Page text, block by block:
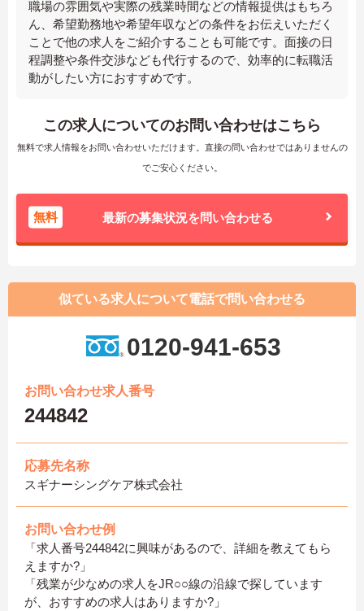
職場の雰囲気や実際の残業時間などの情報提供はもちろ
ん、希望勤務地や希望年収などの条件をお伝えいただく
ことで他の求人をご紹介することも可能です。面接の日
程調整や条件交渉なども代行するので、効率的に転職活
動がしたい方におすすめです。
この求人についてのお問い合わせはこちら
無料で求人情報をお問い合わせいただけます。直接の問い合わせではありませんの
でご安心ください。
無料 最新の募集状況を問い合わせる
似ている求人について電話で問い合わせる
0120-941-653
お問い合わせ求人番号
244842
応募先名称
スギナーシングケア株式会社
お問い合わせ例
「求人番号244842に興味があるので、詳細を教えてもら
えますか?」
「残業が少なめの求人をJR○○線の沿線で探しています
が、おすすめの求人はありますか?」